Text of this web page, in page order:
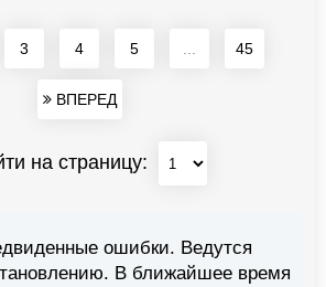
3 4 5 45
ВПЕРЕД
на страницу:
ошибки. Ведутся
В ближайшее время